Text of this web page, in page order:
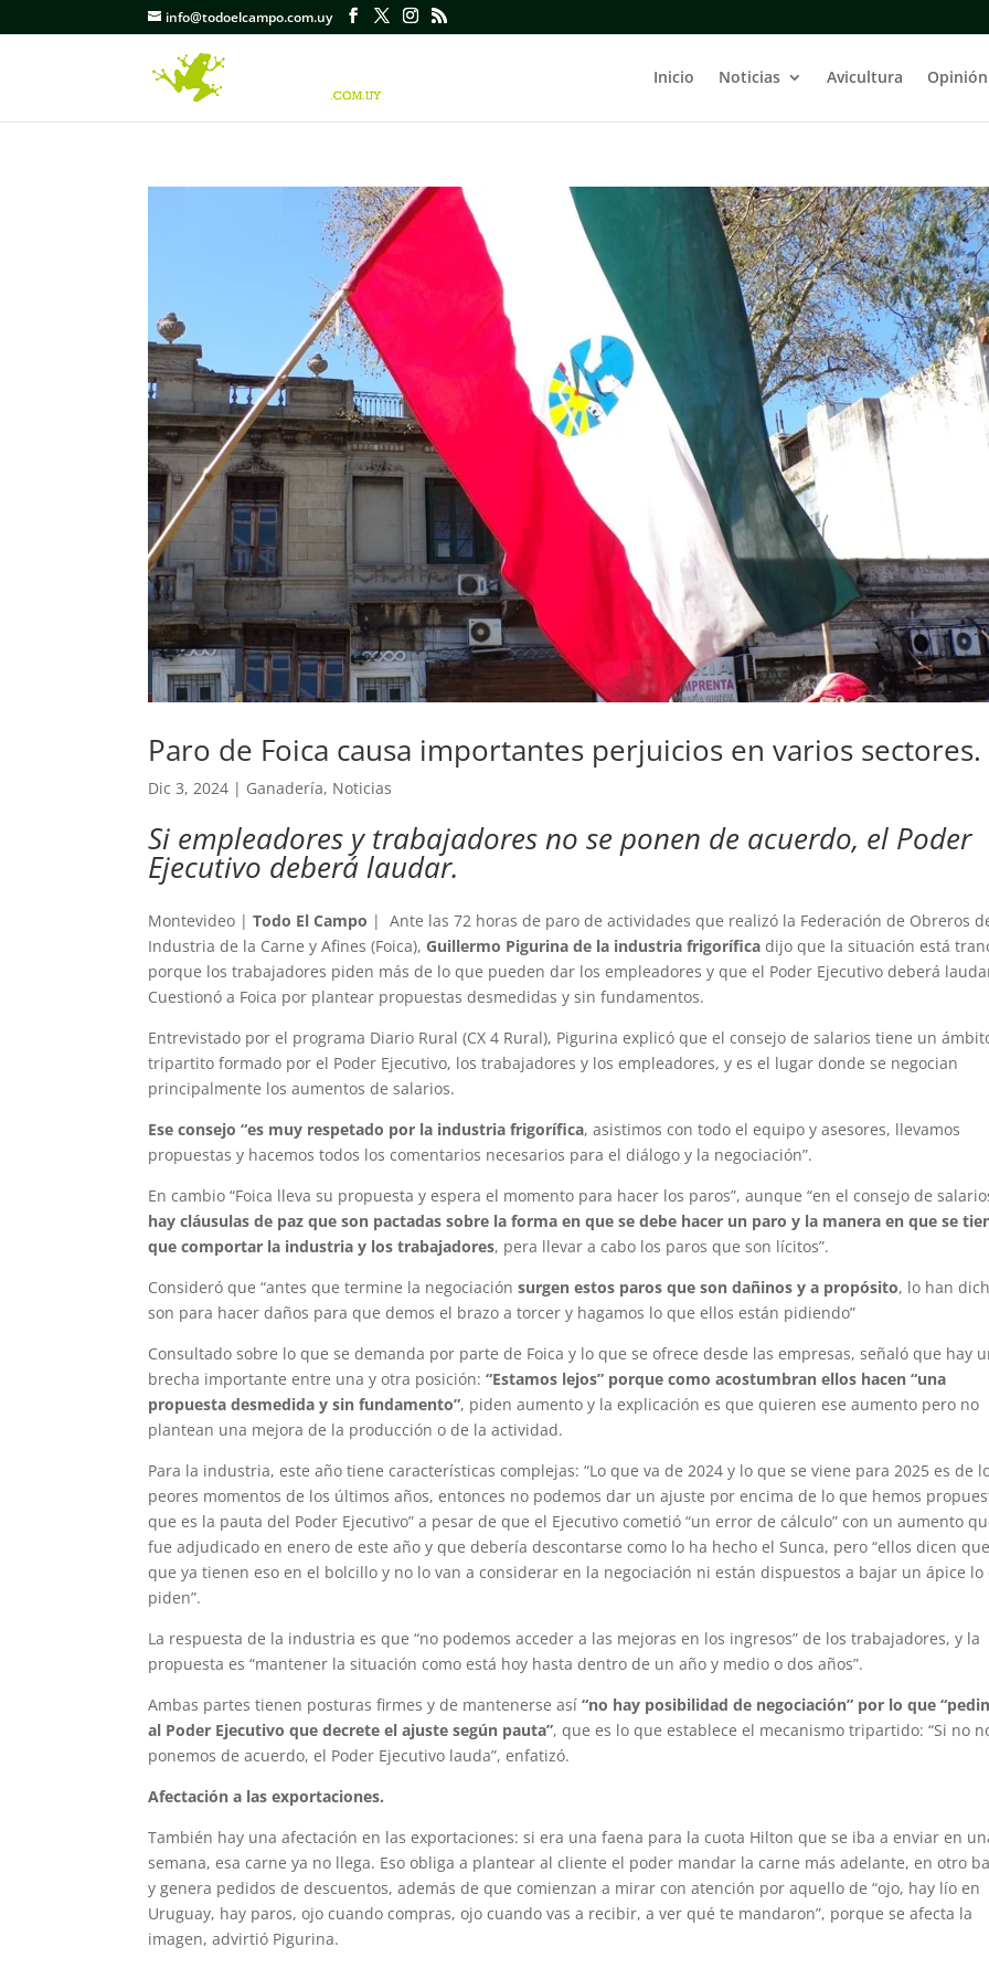
info@todoelcampo.com.uy
Inicio Noticias Avicultura Opinión
Paro de Foica causa importantes perjuicios en varios sectores.
Dic 3, 2024 | Ganadería, Noticias
Si empleadores y trabajadores no se ponen de acuerdo, el Poder
Ejecutivo deberá laudar.
Montevideo |Todo El Campo | Ante las 72 horas de paro de actividades que realizó la Federación de Obreros
Industria de la Carne y Afines (Foica), Guillermo Pigurina de la industria frigorífica dijo que la situación está
porque los trabajadores piden más de lo que pueden dar los empleadores y que el Poder Ejecutivo deberá
Cuestionó a Foica por plantear propuestas desmedidas y sin fundamentos.
Entrevistado por el programa Diario Rural (CX 4 Rural), Pigurina explicó que el consejo de salarios tiene un
tripartito formado por el Poder Ejecutivo, los trabajadores y los empleadores, y es el lugar donde se negocian
principalmente los aumentos de salarios.
Ese consejo “es muy respetado por la industria frigorífica, asistimos con todo el equipo y asesores, llevamos
propuestas y hacemos todos los comentarios necesarios para el diálogo y la negociación”.
En cambio “Foica lleva su propuesta y espera el momento para hacer los paros”, aunque “en el consejo de
hay cláusulas de paz que son pactadas sobre la forma en que se debe hacer un paro y la manera en que se
que comportar la industria y los trabajadores, pera llevar a cabo los paros que son lícitos”.
Consideró que “antes que termine la negociaciónsurgen estos paros que son dañinos y a propósito, lo han
son para hacer daños para que demos el brazo a torcer y hagamos lo que ellos están pidiendo”
Consultado sobre lo que se demanda por parte de Foica y lo que se ofrece desde las empresas, señaló que hay
brecha importante entre una y otra posición:“Estamos lejos” porque como acostumbran ellos hacen “una
propuesta desmedida y sin fundamento”, piden aumento y la explicación es que quieren ese aumento pero no
plantean una mejora de la producción o de la actividad.
Para la industria, este año tiene características complejas: “Lo que va de 2024 y lo que se viene para 2025 es de
peores momentos de los últimos años, entonces no podemos dar un ajuste por encima de lo que hemos
que es la pauta del Poder Ejecutivo” a pesar de que el Ejecutivo cometió “un error de cálculo” con un aumento
fue adjudicado en enero de este año y que debería descontarse como lo ha hecho el Sunca, pero “ellos dicen
que ya tienen eso en el bolcillo y no lo van a considerar en la negociación ni están dispuestos a bajar un ápice lo
piden”.
La respuesta de la industria es que “no podemos acceder a las mejoras en los ingresos” de los trabajadores, y la
propuesta es “mantener la situación como está hoy hasta dentro de un año y medio o dos años”.
Ambas partes tienen posturas firmes y de mantenerse así“no hay posibilidad de negociación” por lo que
al Poder Ejecutivo que decrete el ajuste según pauta”, que es lo que establece el mecanismo tripartido: “Si no
ponemos de acuerdo, el Poder Ejecutivo lauda”, enfatizó.
Afectación a las exportaciones.
También hay una afectación en las exportaciones: si era una faena para la cuota Hilton que se iba a enviar en
semana, esa carne ya no llega. Eso obliga a plantear al cliente el poder mandar la carne más adelante, en otro
y genera pedidos de descuentos, además de que comienzan a mirar con atención por aquello de “ojo, hay lío en
Uruguay, hay paros, ojo cuando compras, ojo cuando vas a recibir, a ver qué te mandaron”, porque se afecta la
imagen, advirtió Pigurina.